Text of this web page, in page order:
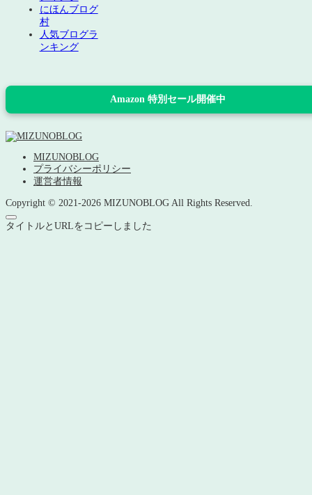
にほんブログ
村
人気ブログラ
ンキング
Amazon 特別セール開催中
MIZUNOBLOG
プライバシーポリシー
運営者情報
Copyright © 2021-2026 MIZUNOBLOG All Rights Reserved.
タイトルとURLをコピーしました